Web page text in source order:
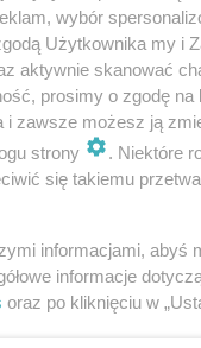
to weryfikacja kto
do końca
a ta sama
z
i Gminy,
wybór
Użytkownika my i
aktywnie skanować
prosimy o zgodę
i zawsze możesz ją
strony
. Niektóre
się takiemu
informacjami, abyś
informacje
oraz po kliknięciu w